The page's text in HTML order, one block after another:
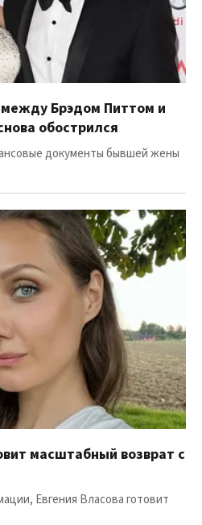
Брэдом Питтом и
обострился
документы бывшей жены
масштабный возврат с
Евгения Власова готовит